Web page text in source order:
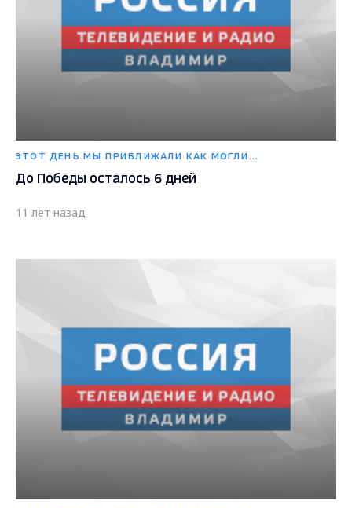
ЭТОТ ДЕНЬ МЫ ПРИБЛИЖАЛИ КАК МОГЛИ...
До Победы осталось 6 дней
11 лет назад